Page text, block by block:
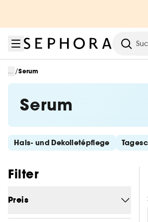
Suche
... /Serum
Serum
Schnelllinks überspringen
Hals- und Dekolletépflege
Filter
Preis